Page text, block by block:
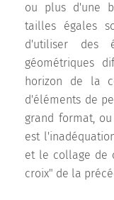
ou plus d'une
tailles égales
d'utiliser des
géométriques
horizon de la
d'éléments de
grand format,
est
et le collage de
croix" de la